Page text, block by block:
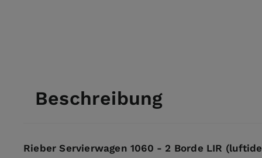
Beschreibung
Rieber Servierwagen 1060 - 2 Borde LIR